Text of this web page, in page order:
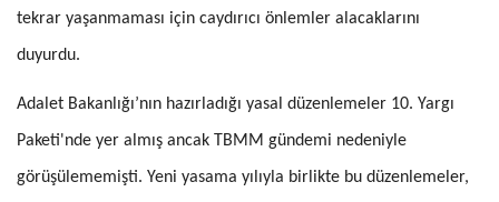
tekrar yaşanmaması için caydırıcı önlemler alacaklarını
duyurdu.
Adalet Bakanlığı’nın hazırladığı yasal düzenlemeler 10. Yargı
Paketi'nde yer almış ancak TBMM gündemi nedeniyle
görüşülememişti. Yeni yasama yılıyla birlikte bu düzenlemeler,